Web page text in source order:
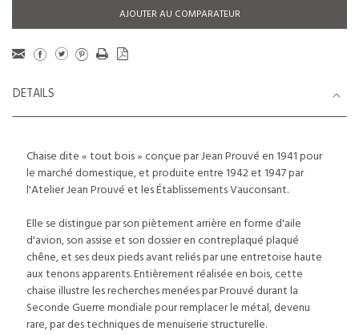
AJOUTER AU COMPARATEUR
DETAILS
Chaise dite « tout bois » conçue par Jean Prouvé en 1941 pour
le marché domestique, et produite entre 1942 et 1947 par
l'Atelier Jean Prouvé et les Établissements Vauconsant.
Elle se distingue par son piètement arrière en forme d'aile
d'avion, son assise et son dossier en contreplaqué plaqué
chêne, et ses deux pieds avant reliés par une entretoise haute
aux tenons apparents. Entièrement réalisée en bois, cette
chaise illustre les recherches menées par Prouvé durant la
Seconde Guerre mondiale pour remplacer le métal, devenu
rare, par des techniques de menuiserie structurelle.